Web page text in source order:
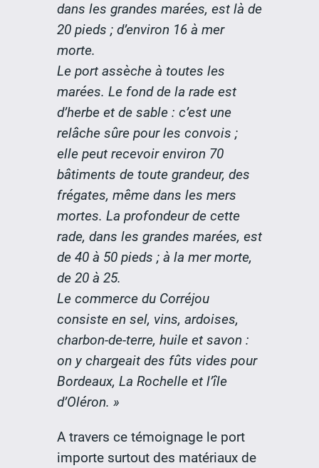
dans les grandes marées, est là de
20 pieds ; d’environ 16 à mer
morte.
Le port assèche à toutes les
marées. Le fond de la rade est
d’herbe et de sable : c’est une
relâche sûre pour les convois ;
elle peut recevoir environ 70
bâtiments de toute grandeur, des
frégates, même dans les mers
mortes. La profondeur de cette
rade, dans les grandes marées, est
de 40 à 50 pieds ; à la mer morte,
de 20 à 25.
Le commerce du Corréjou
consiste en sel, vins, ardoises,
charbon-de-terre, huile et savon :
on y chargeait des fûts vides pour
Bordeaux, La Rochelle et l’île
d’Oléron. »
A travers ce témoignage le port
importe surtout des matériaux de